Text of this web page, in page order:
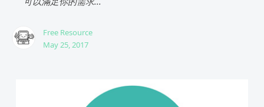
Free Resource
May 25, 2017